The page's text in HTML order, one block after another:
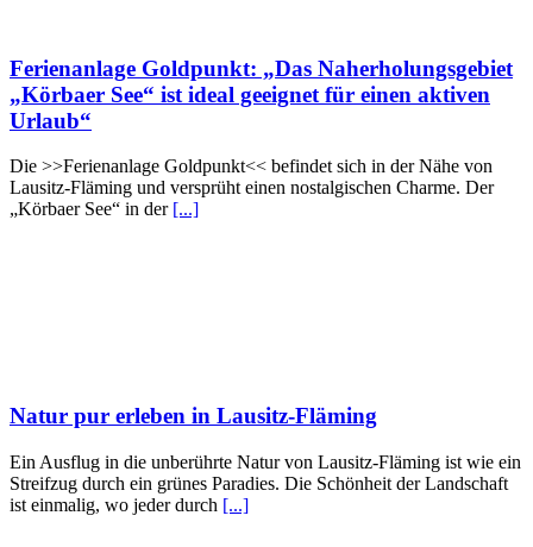
Ferienanlage Goldpunkt: „Das Naherholungsgebiet
„Körbaer See“ ist ideal geeignet für einen aktiven
Urlaub“
Die >>Ferienanlage Goldpunkt<< befindet sich in der Nähe von
Lausitz-Fläming und versprüht einen nostalgischen Charme. Der
„Körbaer See“ in der [...]
Natur pur erleben in Lausitz-Fläming
Ein Ausflug in die unberührte Natur von Lausitz-Fläming ist wie ein
Streifzug durch ein grünes Paradies. Die Schönheit der Landschaft
ist einmalig, wo jeder durch [...]